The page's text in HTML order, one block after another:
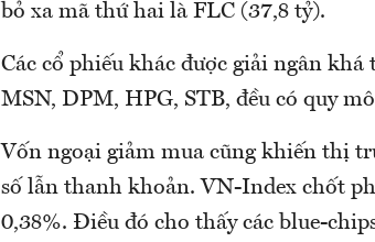
bỏ xa mã thứ hai là FLC (37,8 tỷ).
Các cổ phiếu khác được giải ngân
MSN, DPM, HPG, STB, đều có quy
Vốn ngoại giảm mua cũng khiến thị
số lẫn thanh khoản. VN-Index chốt
0,38%. Điều đó cho thấy các blue-